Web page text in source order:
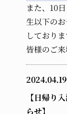
また、10
生以下の
しておりま
皆様のご
2024.04.19
【日帰り
らせ】